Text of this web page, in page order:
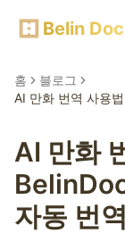
Belin Doc
홈
블로그
AI 만화 번역 사용
AI 만화
자동 번